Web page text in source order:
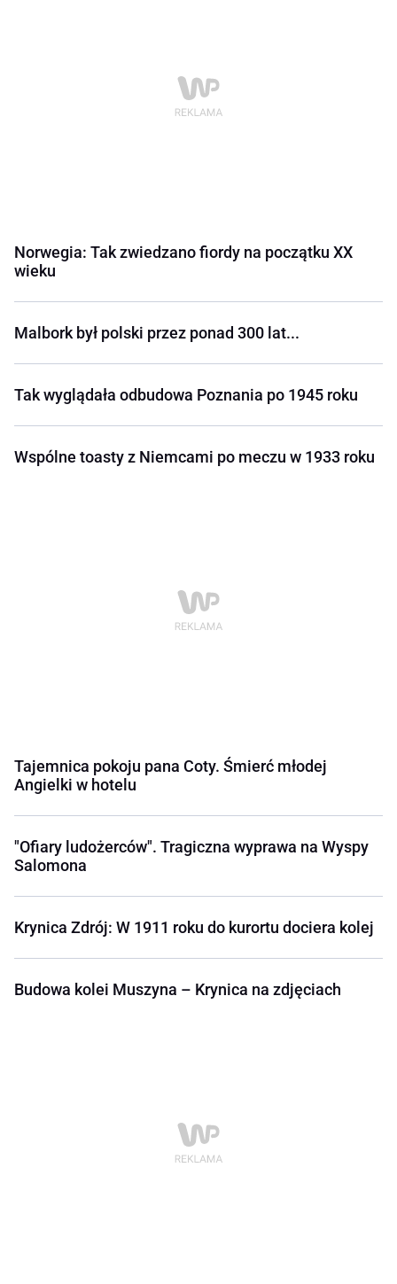
Norwegia: Tak zwiedzano fiordy na początku XX
wieku
Malbork był polski przez ponad 300 lat...
Tak wyglądała odbudowa Poznania po 1945 roku
Wspólne toasty z Niemcami po meczu w 1933 roku
Tajemnica pokoju pana Coty. Śmierć młodej
Angielki w hotelu
"Ofiary ludożerców". Tragiczna wyprawa na Wyspy
Salomona
Krynica Zdrój: W 1911 roku do kurortu dociera kolej
Budowa kolei Muszyna – Krynica na zdjęciach